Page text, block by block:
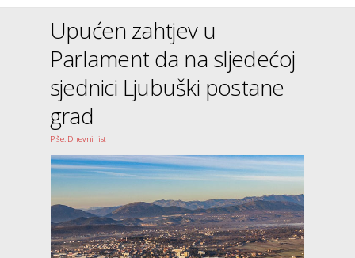
Upućen zahtjev u
Parlament da na sljedećoj
sjednici Ljubuški postane
grad
Piše: Dnevni list